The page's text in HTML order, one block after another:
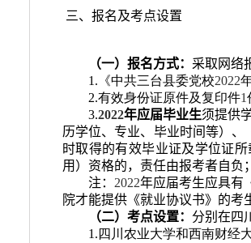
三、报名及考点设置
（一）报名方式： 采取网络
1.《中共三台县委党校2022
2.有效身份证原件及复印件1
3.2022年应届毕业生须提供
历学位、专业、毕业时间等）
时取得的有效毕业证及学位证
用）资格的，责任由报考者自负；
注： 2022年应届考生应具有
院才能提供《就业协议书》的考
（二）考点设置： 分别在四
1.四川农业大学和西南财经